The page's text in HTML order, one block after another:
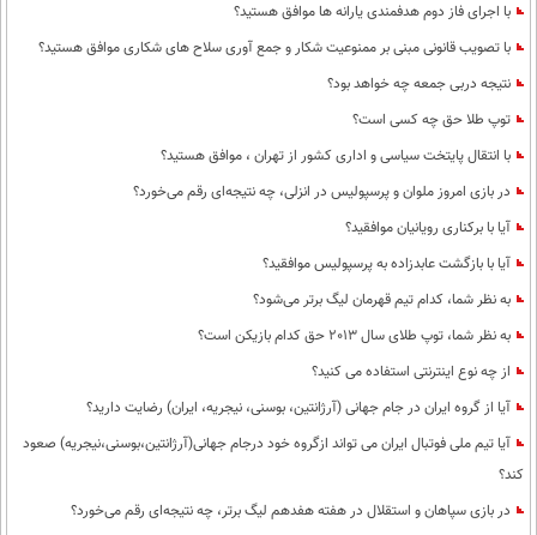
با اجرای فاز دوم هدفمندی یارانه ها موافق هستید؟
با تصویب قانونی مبنی بر ممنوعیت شکار و جمع آوری سلاح های شکاری موافق هستید؟
نتیجه دربی جمعه چه خواهد بود؟
توپ طلا حق چه کسی است؟
با انتقال پایتخت سیاسی و اداری کشور از تهران ، موافق هستید؟
در بازی امروز ملوان و پرسپولیس در انزلی، چه نتیجه‌ای رقم می‌خورد؟
آیا با برکناری رویانیان موافقید؟
آیا با بازگشت عابدزاده به پرسپولیس موافقید؟
به نظر شما، کدام تیم قهرمان لیگ برتر می‌شود؟
به نظر شما، توپ طلای سال 2013 حق کدام بازیکن است؟
از چه نوع اینترنتی استفاده می کنید؟
آیا از گروه ایران در جام جهانی (آرژانتین، بوسنی، نیجریه، ایران) رضایت دارید؟
آیا تیم ملی فوتبال ایران می تواند ازگروه خود درجام جهانی(آرژانتین،بوسنی،نیجریه) صعود
کند؟
در بازی سپاهان و استقلال در هفته هفدهم لیگ برتر، چه نتیجه‌ای رقم می‌خورد؟